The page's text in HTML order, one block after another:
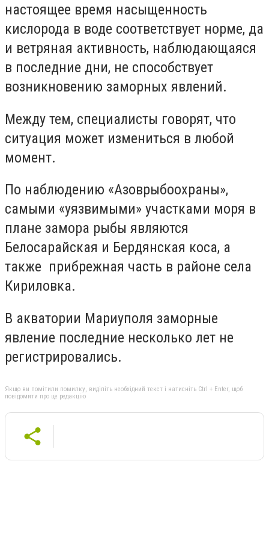
настоящее время насыщенность
кислорода в воде соответствует норме, да
и ветряная активность, наблюдающаяся
в последние дни, не способствует
возникновению заморных явлений.
Между тем, специалисты говорят, что
ситуация может измениться в любой
момент.
По наблюдению «Азоврыбоохраны»,
самыми «уязвимыми» участками моря в
плане замора рыбы являются
Белосарайская и Бердянская коса, а
также прибрежная часть в районе села
Кириловка.
В акватории Мариуполя заморные
явление последние несколько лет не
регистрировались.
Якщо ви помітили помилку, виділіть необхідний текст і натисніть Ctrl + Enter, щоб
повідомити про це редакцію